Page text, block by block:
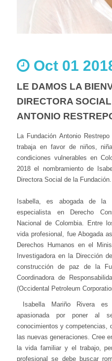
Oct 01
LE DAMOS LA
DIRECTORA
ANTONIO
La Fundación Antonio
trabaja en favor de niños,
condiciones vulnerables en
2018 el nombramiento de
Directora Social de la Fundación.
Isabella, es abogada de la
especialista en Derecho
Nacional de Colombia. Entre
vida profesional, fue Abogada
Derechos Humanos en el
Investigadora en la Dirección
construcción de paz de la
Coordinadora de
(Occidental Petroleum
Isabella Mariño Rivera es
apasionada por poner al
conocimientos y competencias,
las nuevas generaciones. Cree
la vida familiar y el trabajo,
profesional se debe buscar